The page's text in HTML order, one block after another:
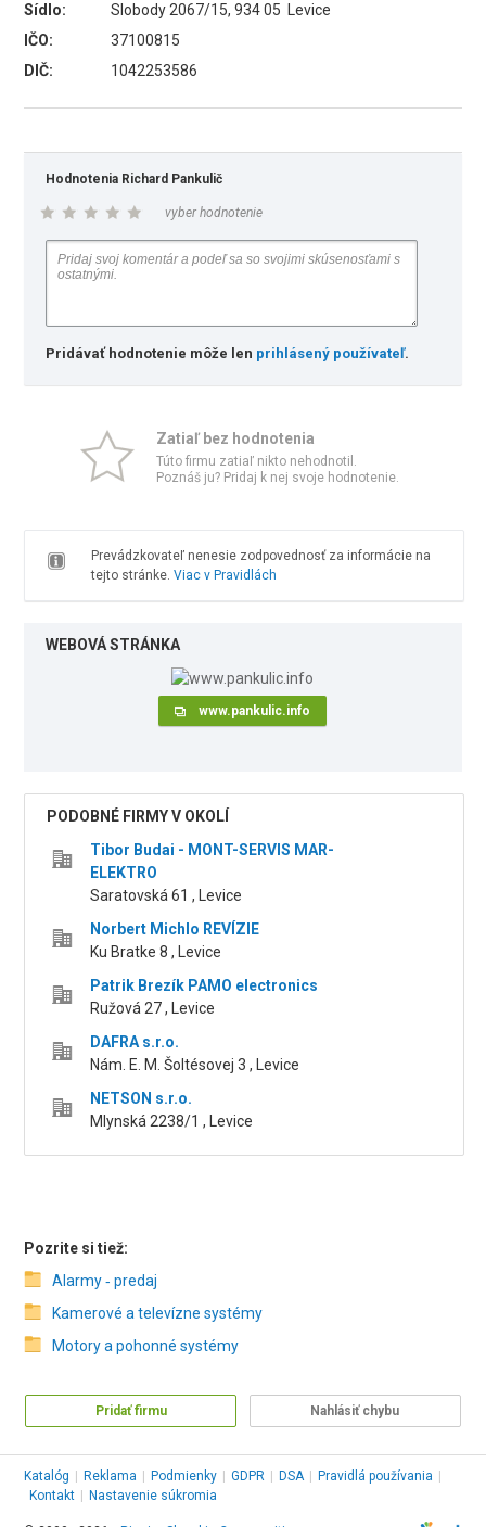
Sídlo:
Slobody 2067/15, 934 05 Levice
IČO:
37100815
DIČ:
1042253586
Hodnotenia Richard Pankulič
vyber hodnotenie
Pridávať hodnotenie môže len prihlásený používateľ.
Zatiaľ bez hodnotenia
Túto firmu zatiaľ nikto nehodnotil.
Poznáš ju? Pridaj k nej svoje hodnotenie.
Prevádzkovateľ nenesie zodpovednosť za informácie na
tejto stránke. Viac v Pravidlách
WEBOVÁ STRÁNKA
www.pankulic.info
PODOBNÉ FIRMY V OKOLÍ
Tibor Budai - MONT-SERVIS MAR-
ELEKTRO
Saratovská 61 , Levice
Norbert Michlo REVÍZIE
Ku Bratke 8 , Levice
Patrik Brezík PAMO electronics
Ružová 27 , Levice
DAFRA s.r.o.
Nám. E. M. Šoltésovej 3 , Levice
NETSON s.r.o.
Mlynská 2238/1 , Levice
Pozrite si tiež:
Alarmy ‑ predaj
Kamerové a televízne systémy
Motory a pohonné systémy
Pridať firmu Nahlásiť chybu
Katalóg Reklama Podmienky GDPR DSA Pravidlá používania
Kontakt
Nastavenie súkromia